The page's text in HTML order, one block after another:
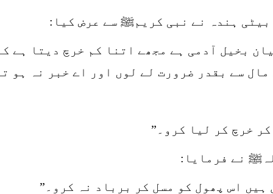
ہندہ نے نبی کریمﷺ سے عرض کیا:
بخیل آدمی ہے مجھے اتنا کم خرچ دیتا ہے
سے بقدر ضرورت لے لوں اور اے خبر نہ ہو
خرچ کر لیا کرو۔”
نے فرمایا:
اس پھول کو مسل کر برباد نہ کرو۔”